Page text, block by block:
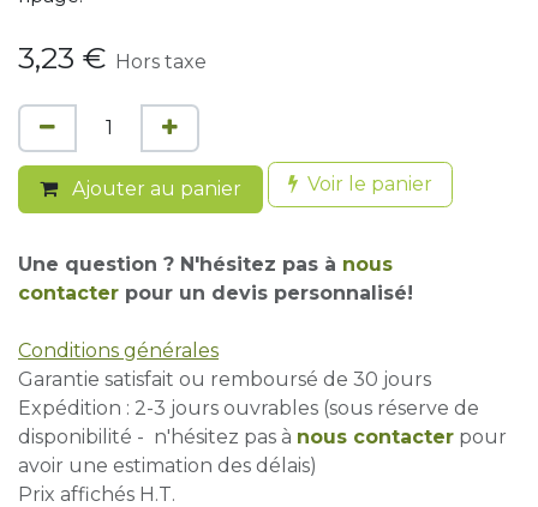
3,23 € Hors taxe
Ajouter au panier Voir le panier
Une question ? N'hésitez pas à nous
contacter pour un devis personnalisé!
Conditions générales
Garantie satisfait ou remboursé de 30 jours
Expédition : 2-3 jours ouvrables (sous réserve de
disponibilité - n'hésitez pas à nous contacter pour
avoir une estimation des délais)
Prix affichés H.T.